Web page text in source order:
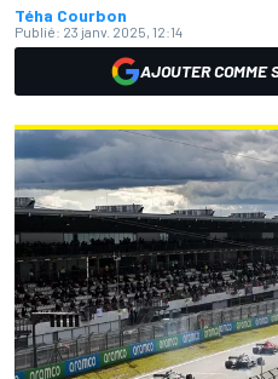
Téha Courbon
Publié: 23 janv. 2025, 12:14
AJOUTER COMME